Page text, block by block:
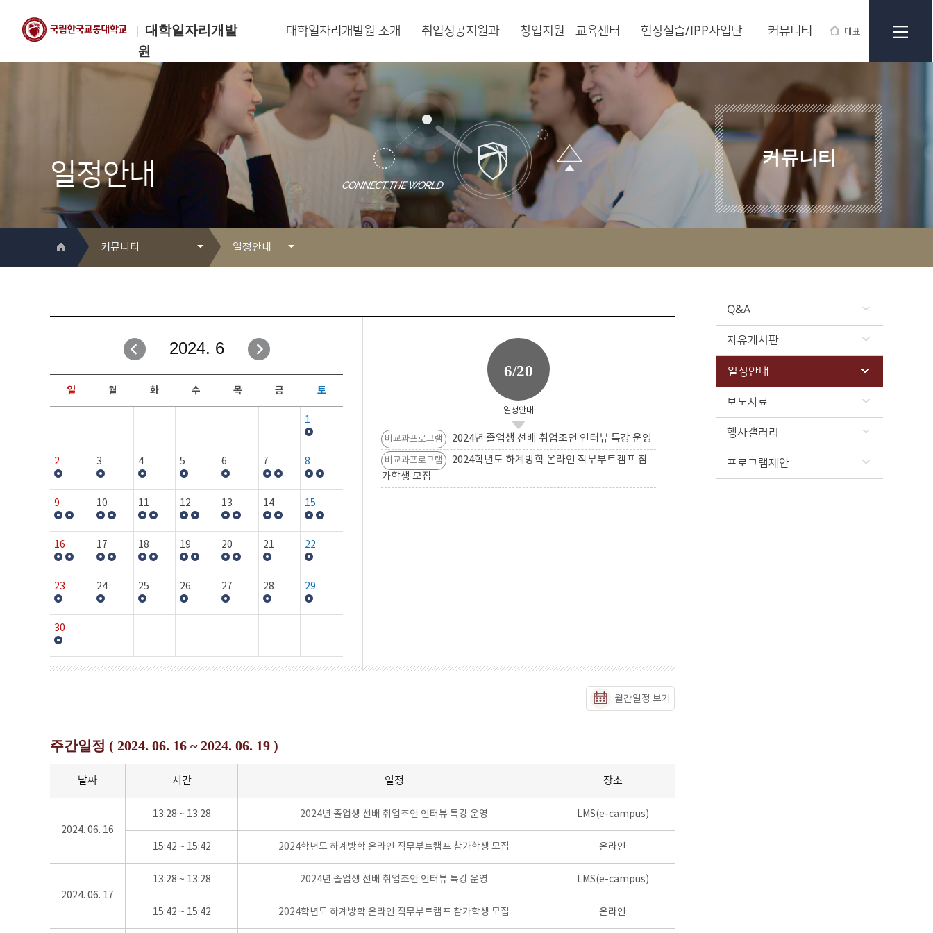
대학일자리개발
원
대표
한국교통대학교
대학일자리개발원
대학일자리개발원 소개 취업성공지원과 창업지원·교육센터 현장실습/IPP사업단 커뮤니티
일정안내
커뮤니티
커뮤니티
취업성공지원과
창업지원·교육센터
현장실습/IPP사업단
커뮤니티
일정안내
자유게시판
일정안내
보도자료
행사갤러리
Q&A
자유게시판
일정안내
보도자료
행사갤러리
프로그램제안
2024. 6
일 월 화 수 목 금 토
1
2 3 4 5 6 7 8
9 10 11 12 13 14 15
16 17 18 19 20 21 22
23 24 25 26 27 28 29
30
6/20
일정안내
비교과프로그램 2024년 졸업생 선배 취업조언 인터뷰 특강 운영
비교과프로그램
2024학년도 하계방학 온라인 직무부트캠프 참
가학생 모집
월간일정 보기
주간일정 ( 2024. 06. 16 ~ 2024. 06. 19 )
날짜 시간 일정 장소
2024. 06. 16
13:28 ~ 13:28 2024년 졸업생 선배 취업조언 인터뷰 특강 운영 LMS(e-campus)
15:42 ~ 15:42 2024학년도 하계방학 온라인 직무부트캠프 참가학생 모집 온라인
2024. 06. 17
13:28 ~ 13:28 2024년 졸업생 선배 취업조언 인터뷰 특강 운영 LMS(e-campus)
15:42 ~ 15:42 2024학년도 하계방학 온라인 직무부트캠프 참가학생 모집 온라인